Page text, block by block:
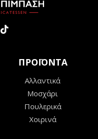
ΠΡΟΪΟΝΤΑ
Αλλαντικά
Μοσχάρι
Πουλερικά
Χοιρινά